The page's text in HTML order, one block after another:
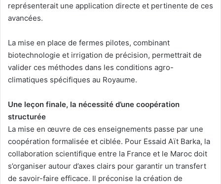
représenterait une application directe et pertinente de ces
avancées.
La mise en place de fermes pilotes, combinant
biotechnologie et irrigation de précision, permettrait de
valider ces méthodes dans les conditions agro-
climatiques spécifiques au Royaume.
Une leçon finale, la nécessité d’une coopération
structurée
La mise en œuvre de ces enseignements passe par une
coopération formalisée et ciblée. Pour Essaid Aït Barka, la
collaboration scientifique entre la France et le Maroc doit
s’organiser autour d’axes clairs pour garantir un transfert
de savoir-faire efficace. Il préconise la création de